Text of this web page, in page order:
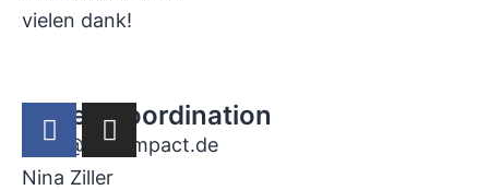
vielen dank!
Projektkoordination
yeps@edu-impact.de
Nina Ziller